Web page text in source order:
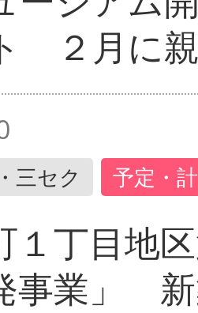
２月に
三セク 予定・
１丁目地
事業」